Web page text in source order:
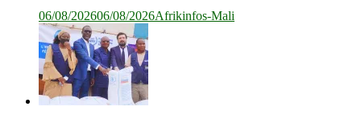
06/08/202606/08/2026Afrikinfos-Mali